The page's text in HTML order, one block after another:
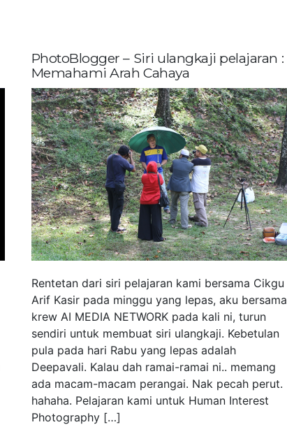
PhotoBlogger – Siri ulangkaji pelajaran :
Memahami Arah Cahaya
Rentetan dari siri pelajaran kami bersama Cikgu
Arif Kasir pada minggu yang lepas, aku bersama
krew AI MEDIA NETWORK pada kali ni, turun
sendiri untuk membuat siri ulangkaji. Kebetulan
pula pada hari Rabu yang lepas adalah
Deepavali. Kalau dah ramai-ramai ni.. memang
ada macam-macam perangai. Nak pecah perut.
hahaha. Pelajaran kami untuk Human Interest
Photography […]